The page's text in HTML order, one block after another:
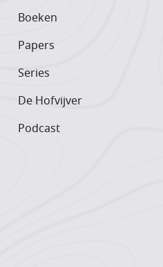
Boeken
Papers
Series
De Hofvijver
Podcast